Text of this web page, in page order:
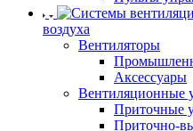
воздуха
Вентиляторы
Аксессуары
Вентиляционные
Приточные
Приточно-